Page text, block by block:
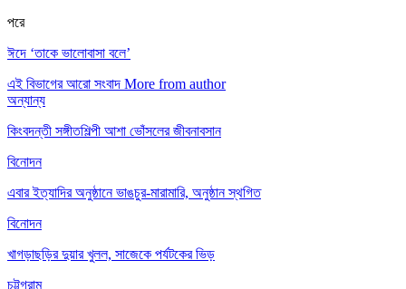
পরে
ঈদে ‘তাকে ভালোবাসা বলে’
এই বিভাগের আরো সংবাদ More from author
অন্যান্য
কিংবদন্তী সঙ্গীতশিল্পী আশা ভোঁসলের জীবনাবসান
বিনোদন
এবার ইত্যাদির অনুষ্ঠানে ভাঙচুর-মারামারি, অনুষ্ঠান স্থগিত
বিনোদন
খাগড়াছড়ির দুয়ার খুলল, সাজেকে পর্যটকের ভিড়
চট্টগ্রাম